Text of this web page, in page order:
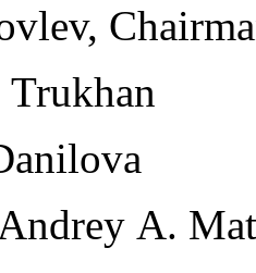
Trukhan
А.